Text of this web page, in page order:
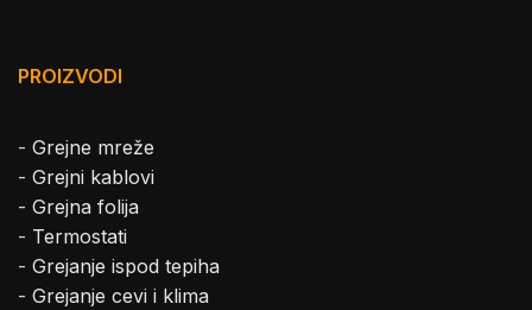
PROIZVODI
- Grejne mreže
- Grejni kablovi
- Grejna folija
- Termostati
- Grejanje ispod tepiha
- Grejanje cevi i klima